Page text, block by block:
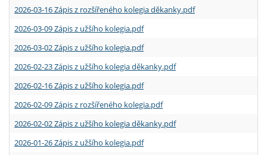
2026-03-16 Zápis z rozšířeného kolegia děkanky.pdf
2026-03-09 Zápis z užšího kolegia.pdf
2026-03-02 Zápis z užšího kolegia.pdf
2026-02-23 Zápis z užšího kolegia děkanky.pdf
2026-02-16 Zápis z užšího kolegia.pdf
2026-02-09 Zápis z rozšířeného kolegia.pdf
2026-02-02 Zápis z užšího kolegia děkanky.pdf
2026-01-26 Zápis z užšího kolegia.pdf